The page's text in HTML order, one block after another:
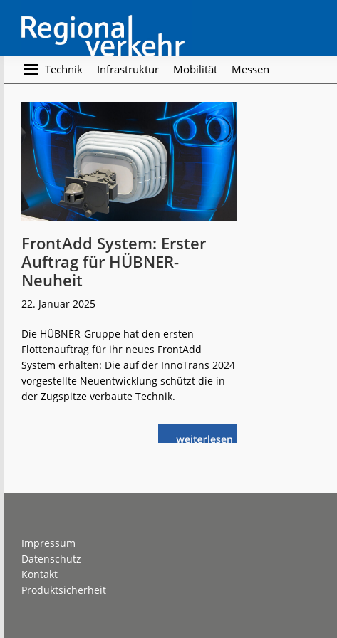
main
content
footer
Regionalverkehr
Die
Fachzeitschrift
den
Öffentlichen
Personennahverkehr
Technik Infrastruktur Mobilität Messen
FrontAdd System: Erster
Auftrag für HÜBNER-
Neuheit
22. Januar 2025
Die HÜBNER-Gruppe hat den ersten
Flottenauftrag für ihr neues FrontAdd
System erhalten: Die auf der InnoTrans 2024
vorgestellte Neuentwicklung schützt die in
der Zugspitze verbaute Technik.
weiterlese
nFrontAdd
Impressum
Datenschutz
Kontakt
Produktsicherheit